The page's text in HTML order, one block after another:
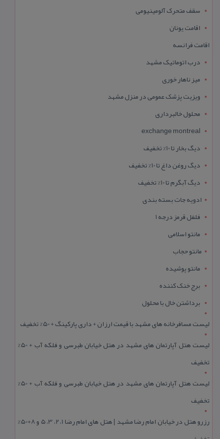
سقف متحرک آلومینیومی
اقامت یونان
اقامت فرانسه
درب اتوماتیک مشهد
میز ناهار خوری
ویزیت پزشک عمومی در منزل مشهد
محلول خالبرداری
exchange montreal
دیگ بخار تا 10% تخفیف
دیگ روغن داغ تا 10% تخفیف
دیگ آبگرم تا 10% تخفیف
ادویه جات بسته بندی
فلفل قرمز درجه 1
مانتو اسلامی
مانتو حجاب
مانتو پوشیده
برج خنک کننده
برداشتن خال با محلول
لیست مسافرخانه های مشهد با قیمت ارزان + داری پارکینگ + 50% تخفیف
لیست هتل آپارتمان های مشهد در هتل خیابان طبرسی و فلکه آب + 50%
تخفیف
لیست هتل آپارتمان های مشهد در هتل خیابان طبرسی و فلکه آب + 50%
تخفیف
رزرو هتل در خیابان امام رضا مشهد | هتل‌ های امام رضا 1، 2، 3، 5 و 8+50%